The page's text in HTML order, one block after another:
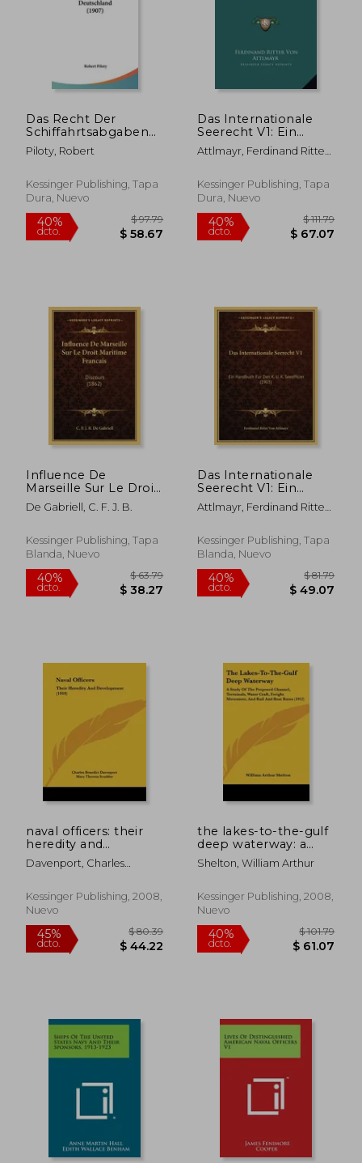
Das Recht Der
Schiffahrtsabgaben
In Deutschland (1907)
(en Alemán)
Piloty, Robert
Kessinger Publishing, Tapa
Dura, Nuevo
40%
dcto.
Das Internationale
Seerecht V1: Ein
Handbuch Fur Den K.
U. K. Seeofficier (1903)
Attlmayr, Ferdinand Ritter
Kessinger Publishing, Tapa
Dura, Nuevo
40%
dcto.
Influence De
Marseille Sur Le Droit
Maritime Francais:
Discours (1862) (en
De Gabriell, C. F. J. B.
Kessinger Publishing, Tapa
Blanda, Nuevo
Das Internationale
Seerecht V1: Ein
Handbuch Fur Den K.
U. K. Seeofficier (1903)
Attlmayr, Ferdinand Ritter
Kessinger Publishing, Tapa
Blanda, Nuevo
40%
dcto.
naval officers: their
heredity and
development (1919)
(en Inglés)
Davenport, Charles
Kessinger Publishing, 2008,
Nuevo
the lakes-to-the-gulf
deep waterway: a
study of the
proposed channel,
freight movement,
and rail and boat rates
Shelton, William Arthur
Kessinger Publishing, 2008,
Nuevo